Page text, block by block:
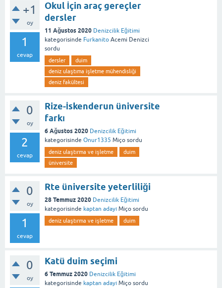
+1
oy
1
cevap
Okul İçin araç gereçler
dersler
11 Ağustos 2020 Denizcilik Eğitimi
kategorisinde Furkanito Acemi Denizci
sordu
dersler
duim
deniz ulaştıma işletme mühendisliği
deniz fakültesi
0
oy
2
cevap
Rize-İskenderun üniversite
farkı
6 Ağustos 2020 Denizcilik Eğitimi
kategorisinde Onur1335 Miço sordu
deniz ulaştırma ve işletme
duim
üniversite
0
oy
1
cevap
Rte üniversite yeterliliği
28 Temmuz 2020 Denizcilik Eğitimi
kategorisinde kaptan adayı Miço sordu
deniz ulaştırma ve işletme duim
0
oy
Katü duim seçimi
6 Temmuz 2020 Denizcilik Eğitimi
kategorisinde kaptan adayı Miço sordu